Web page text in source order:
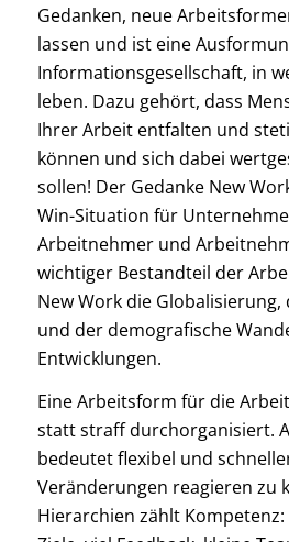
Gedanken, neue
lassen und ist eine
Informationsgesellschaft, in
leben. Dazu gehört, dass
Ihrer Arbeit entfalten und
können und sich dabei
sollen! Der Gedanke New
Win-Situation für
Arbeitnehmer und
wichtiger Bestandteil der
New Work die
und der demografische
Entwicklungen.
Eine Arbeitsform für die
statt straff durchorganisiert.
bedeutet flexibel und
Veränderungen reagieren zu
Hierarchien zählt